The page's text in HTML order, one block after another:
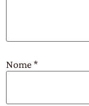
Nome*